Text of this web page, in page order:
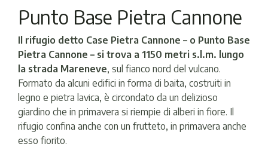
Punto Base Pietra Cannone
Il rifugio detto Case Pietra Cannone – o Punto Base
Pietra Cannone – si trova a 1150 metri s.l.m. lungo
la strada Mareneve, sul fianco nord del vulcano.
Formato da alcuni edifici in forma di baita, costruiti in
legno e pietra lavica, è circondato da un delizioso
giardino che in primavera si riempie di alberi in fiore. Il
rifugio confina anche con un frutteto, in primavera anche
esso fiorito.